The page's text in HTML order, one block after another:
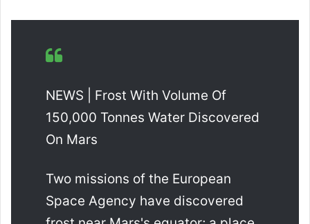
NEWS | Frost With Volume Of
150,000 Tonnes Water Discovered
On Mars
Two missions of the European
Space Agency have discovered